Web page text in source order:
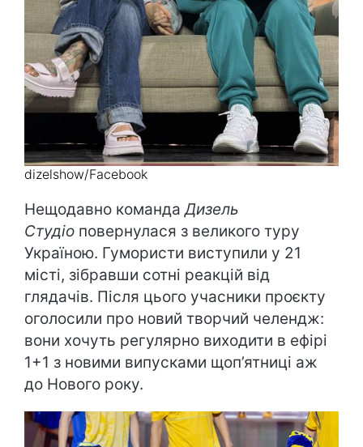
dizelshow/Facebook
Нещодавно командаДизель
Студіо повернулася з великого туру
Україною. Гумористи виступили у 21
місті, зібравши сотні реакцій від
глядачів. Після цього учасники проєкту
оголосили про новий творчий челендж:
вони хочуть регулярно виходити в ефірі
1+1 з новими випусками щоп’ятниці аж
до Нового року.